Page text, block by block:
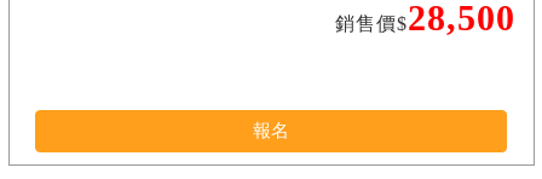
銷售價$28,500
報名